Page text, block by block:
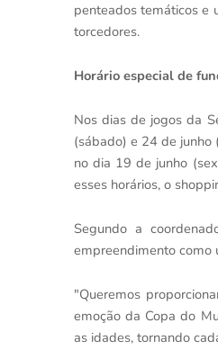
penteados temáticos e
torcedores.
Horário especial de
Nos dias de jogos da
(sábado) e 24 de junho
no dia 19 de junho
esses horários, o
Segundo a
empreendimento como
"Queremos
emoção da Copa do
as idades, tornando